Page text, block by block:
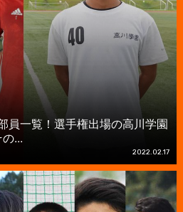
員一覧！選手権出場の高川学園
...
2022.02.17